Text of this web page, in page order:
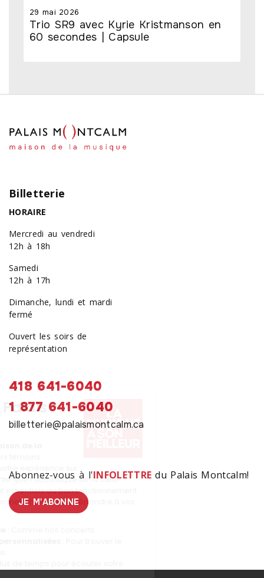
29 mai 2026
Trio SR9 avec Kyrie Kristmanson en
60 secondes | Capsule
Abonnez-vous à l'INFOLETTRE du Palais Montcalm!
JE M'ABONNE
Billetterie
HORAIRE
Mercredi au vendredi
12h à 18h
Samedi
12h à 17h
Dimanche, lundi et mardi
fermé
Ouvert les soirs de
représentation
418 641-6040
1 877 641-6040
billetterie@palaismontcalm.ca